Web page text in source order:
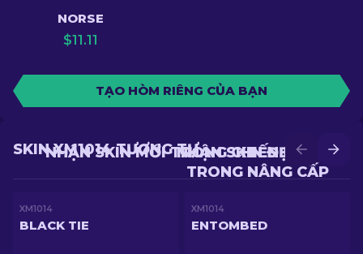
NORSE
$11.11
TẠO HÒM RIÊNG CỦA BẠN
NHẬN SKIN ĐẸP HƠN
TRONG NÂNG CẤP
NHẬN SKIN MỚI TRONG CHIẾN ĐẤU
SKIN XM1014 TƯƠNG TỰ
XM1014
BLACK TIE
XM1014
ENTOMBED